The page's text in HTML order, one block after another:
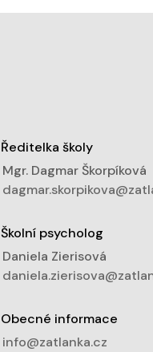
Ředitelka školy
Mgr. Dagmar Škorpíková
Školní psycholog
Daniela Zierisová
Obecné informace
info@zatlanka.cz